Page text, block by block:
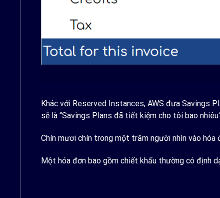
Khác với Reserved Instances, AWS đưa Savings
sẽ là “Savings Plans đã tiết kiệm cho tôi bao
Chín mươi chín trong một trăm người nhìn vào
Một hóa đơn bao gồm chiết khấu thường có định